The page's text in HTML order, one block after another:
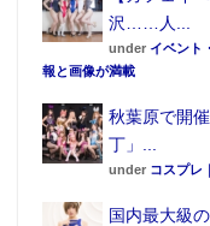
沢……人...
under イベント
報と画像が満載
秋葉原で開
丁」...
under コスプレ
国内最大級